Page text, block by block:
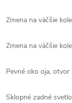
Zmena na väčšie
Zmena na väčšie
Pevné oko oja, otvor
Sklopné zadné